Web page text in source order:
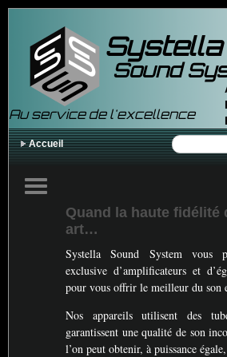
Systella
Au service de l'excellence
Sound
Accueil
Quand la haute fidélité
art…
Systella Sound System vous
exclusive d’amplificateurs et
pour vous offrir le meilleur du son
Nos appareils utilisent des
garantissent une qualité de son
l’on peut obtenir, à puissance